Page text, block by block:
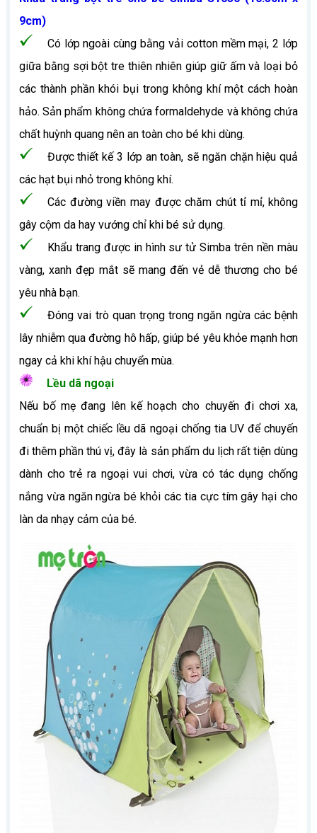
9cm)
Có lớp ngoài cùng bằng vải cotton mềm mại, 2 lớp
giữa bằng sợi bột tre thiên nhiên giúp giữ ấm và loại bỏ
các thành phần khói bụi trong không khí một cách hoàn
hảo. Sản phẩm không chứa formaldehyde và không chứa
chất huỳnh quang nên an toàn cho bé khi dùng.
Được thiết kế 3 lớp an toàn, sẽ ngăn chặn hiệu quả
các hạt bụi nhỏ trong không khí.
Các đường viền may được chăm chút tỉ mỉ, không
gây cộm da hay vướng chỉ khi bé sử dụng.
Khẩu trang được in hình sư tử Simba trên nền màu
vàng, xanh đẹp mắt sẽ mang đến vẻ dễ thương cho bé
yêu nhà bạn.
Đóng vai trò quan trọng trong ngăn ngừa các bệnh
lây nhiễm qua đường hô hấp, giúp bé yêu khỏe mạnh hơn
ngay cả khi khí hậu chuyển mùa.
Lều dã ngoại
Nếu bố mẹ đang lên kế hoạch cho chuyến đi chơi xa,
chuẩn bị một chiếc lều dã ngoại chống tia UV để chuyến
đi thêm phần thú vị, đây là sản phẩm du lịch rất tiện dùng
dành cho trẻ ra ngoại vui chơi, vừa có tác dụng chống
nắng vừa ngăn ngừa bé khỏi các tia cực tím gây hại cho
làn da nhạy cảm của bé.